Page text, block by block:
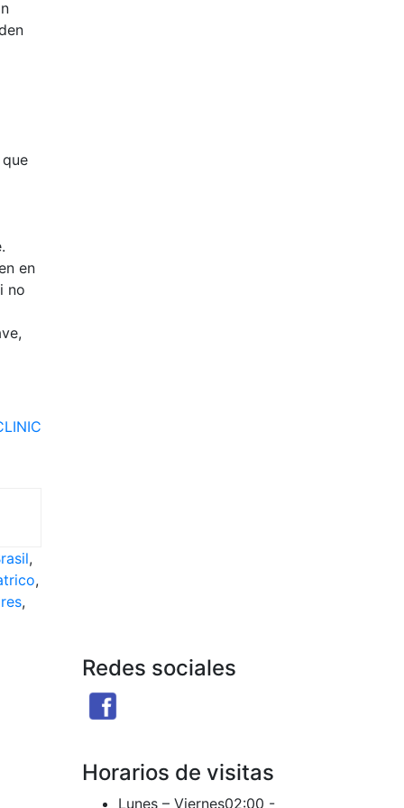
en
no
,
,
,
Redes sociales
Horarios de visitas
Lunes – Viernes02:00 -